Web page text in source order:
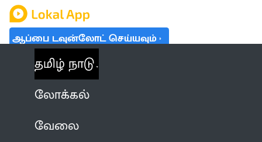
ஆப்பை டவுன்லோட் செய்யவும்
தமிழ் நாடு
லோக்கல்
வேலை